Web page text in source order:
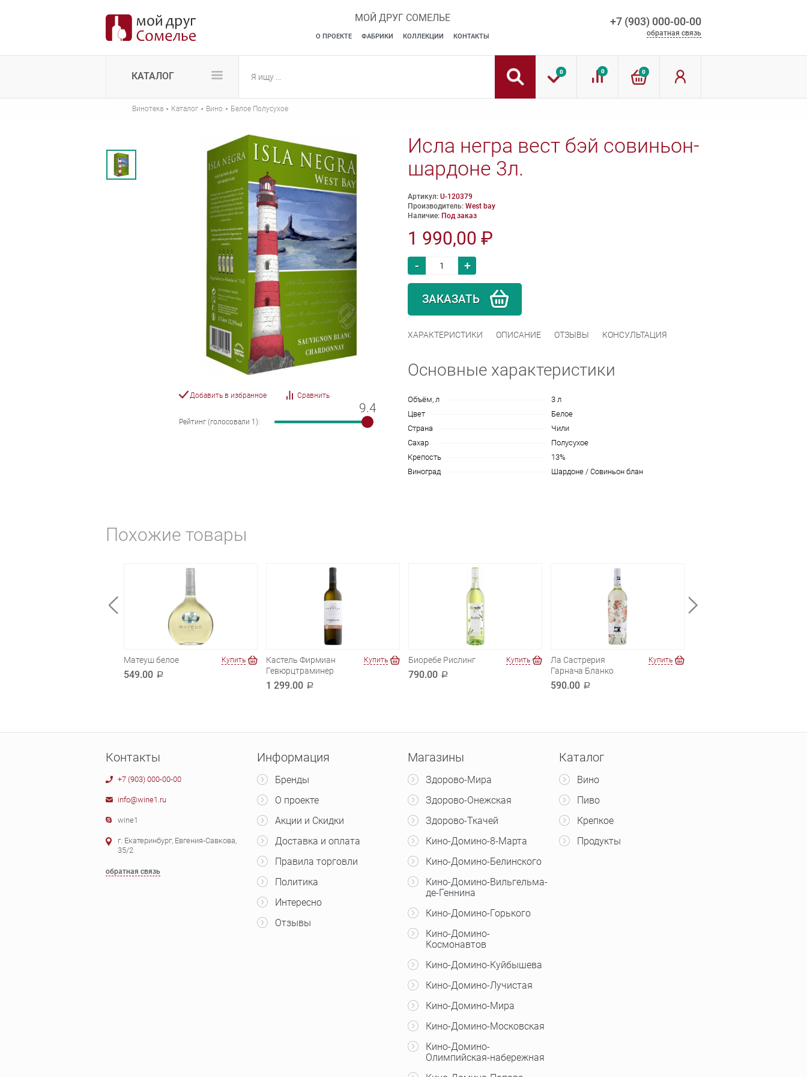
МОЙ ДРУГ СОМЕЛЬЕ
О ПРОЕКТЕ ФАБРИКИ КОЛЛЕКЦИИ КОНТАКТЫ
+7 (903) 000-00-00
обратная связь
КАТАЛОГ 0 0 0
Винотека · Каталог · Вино · Белое Полусухое
Добавить в избранное Сравнить
Рейтинг (голосовали 1 ):
9.4
9.4
Исла негра вест бэй совиньон-
шардоне 3л.
Артикул: U-120379
Производитель: West bay
Наличие: Под заказ
1 990,00 ₽
- +
ЗАКАЗАТЬ
ХАРАКТЕРИСТИКИ ОПИСАНИЕ ОТЗЫВЫ КОНСУЛЬТАЦИЯ
Основные характеристики
Объём, л
3 л
Цвет
Белое
Страна
Чили
Сахар
Полусухое
Крепость
13%
Виноград
Шардоне / Совиньон блан
Похожие товары
Матеуш белое
549.00 a
Купить
Кастель Фирмиан
Гевюрцтраминер
1 299.00 a
Купить Биоребе Рислинг
790.00 a
Купить
Ла Састрерия
Гарнача Бланко
590.00 a
Купить
Контакты
+7 (903) 000-00-00
info@wine1.ru
wine1
г. Екатеринбург, Евгения-Савкова,
35/2
обратная связь
Информация
Бренды
О проекте
Акции и Скидки
Доставка и оплата
Правила торговли
Политика
Интересно
Отзывы
Магазины
Здорово-Мира
Здорово-Онежская
Здорово-Ткачей
Кино-Домино-8-Марта
Кино-Домино-Белинского
Кино-Домино-Вильгельма-
де-Геннина
Кино-Домино-Горького
Кино-Домино-
Космонавтов
Кино-Домино-Куйбышева
Кино-Домино-Лучистая
Кино-Домино-Мира
Кино-Домино-Московская
Кино-Домино-
Олимпийская-набережная
Каталог
Вино
Пиво
Крепкое
Продукты